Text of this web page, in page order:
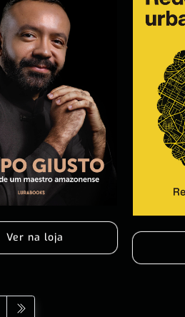
Ver na loja